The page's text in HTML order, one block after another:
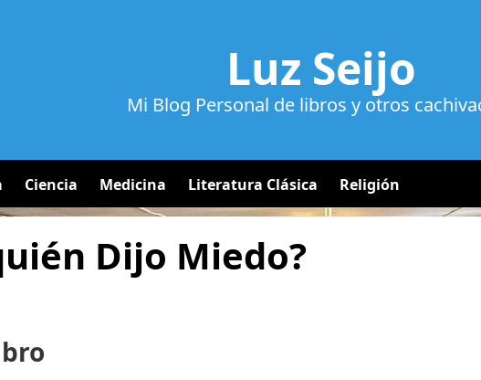
Luz Seijo
Mi Blog Personal de libros y otros
Ciencia Medicina Literatura Clásica Religión
Dijo Miedo?